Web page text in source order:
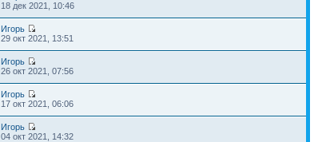
18 дек 2021, 10:46
Игорь
29 окт 2021, 13:51
Игорь
26 окт 2021, 07:56
Игорь
17 окт 2021, 06:06
Игорь
04 окт 2021, 14:32